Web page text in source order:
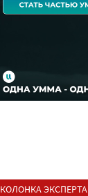
КОЛОНКА ЭКСПЕРТА